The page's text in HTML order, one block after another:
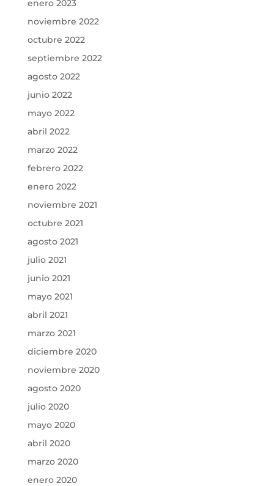
enero 2023
noviembre 2022
octubre 2022
septiembre 2022
agosto 2022
junio 2022
mayo 2022
abril 2022
marzo 2022
febrero 2022
enero 2022
noviembre 2021
octubre 2021
agosto 2021
julio 2021
junio 2021
mayo 2021
abril 2021
marzo 2021
diciembre 2020
noviembre 2020
agosto 2020
julio 2020
mayo 2020
abril 2020
marzo 2020
enero 2020